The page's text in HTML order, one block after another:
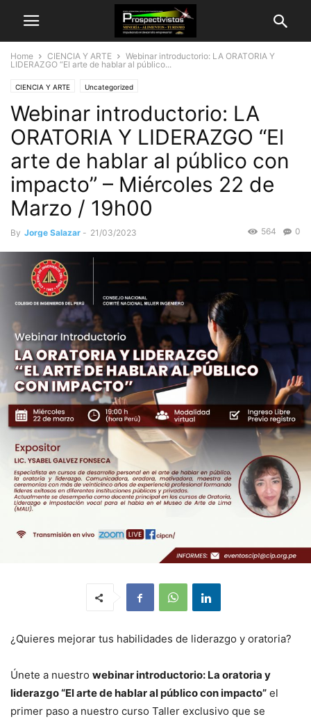
Home CIENCIA Y ARTE
Webinar introductorio: LA ORATORIA Y
LIDERAZGO “El arte de hablar al público...
CIENCIA Y ARTE Uncategorized
Webinar introductorio: LA
ORATORIA Y LIDERAZGO “El
arte de hablar al público con
impacto” – Miércoles 22 de
Marzo / 19h00
By Jorge Salazar - 21/03/2023 0
564
¿Quieres mejorar tus habilidades de liderazgo y oratoria?
Únete a nuestro webinar introductorio: La oratoria y
liderazgo “El arte de hablar al público con impacto” el
primer paso a nuestro curso Taller exclusivo que se